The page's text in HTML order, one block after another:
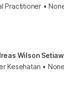
Practitioner •
Wilson
Kesehatan • None